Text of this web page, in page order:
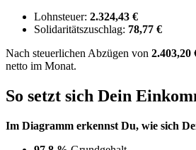
Lohnsteuer: 2.324,43 €
Solidaritätszuschlag: 78,77 €
Nach steuerlichen Abzügen von 2.403,20
netto im Monat.
So setzt sich Dein
Im Diagramm erkennst Du, wie sich